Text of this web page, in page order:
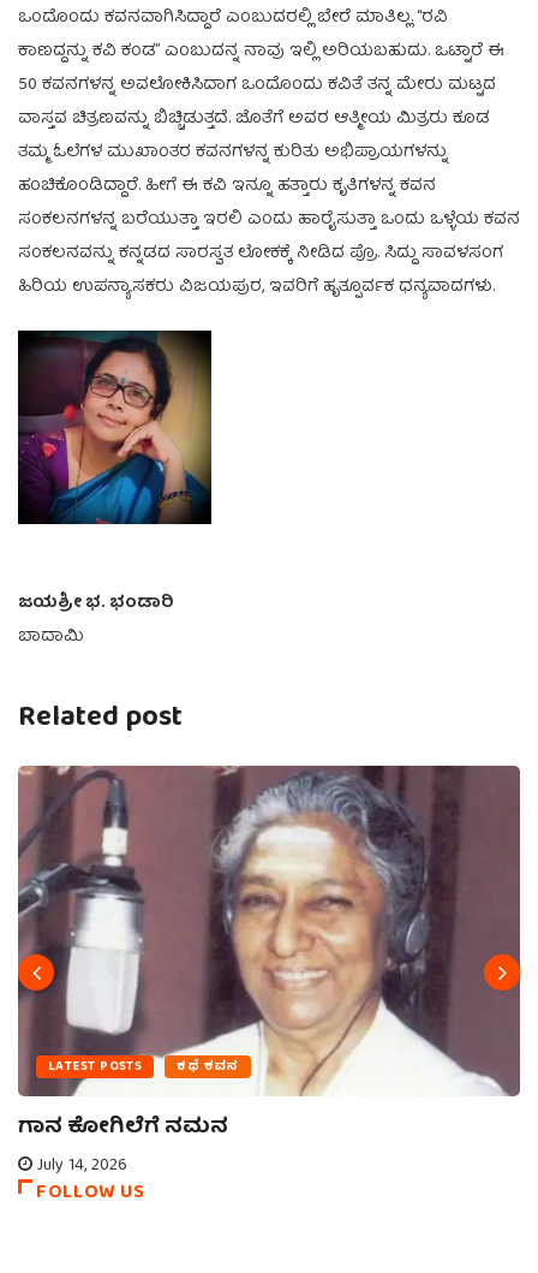
ಒಂದೊಂದು ಕವನವಾಗಿಸಿದ್ದಾರೆ ಎಂಬುದರಲ್ಲಿ ಬೇರೆ ಮಾತಿಲ್ಲ. “ರವಿ
ಕಾಣದ್ದನ್ನು ಕವಿ ಕಂಡ” ಎಂಬುದನ್ನ ನಾವು ಇಲ್ಲಿ ಅರಿಯಬಹುದು. ಒಟ್ಟಾರೆ ಈ
50 ಕವನಗಳನ್ನ ಅವಲೋಕಿಸಿದಾಗ ಒಂದೊಂದು ಕವಿತೆ ತನ್ನ ಮೇರು ಮಟ್ಟದ
ವಾಸ್ತವ ಚಿತ್ರಣವನ್ನು ಬಿಚ್ಚಿಡುತ್ತದೆ. ಜೊತೆಗೆ ಅವರ ಆತ್ಮೀಯ ಮಿತ್ರರು ಕೂಡ
ತಮ್ಮ ಓಲೆಗಳ ಮುಖಾಂತರ ಕವನಗಳನ್ನ ಕುರಿತು ಅಭಿಪ್ರಾಯಗಳನ್ನು
ಹಂಚಿಕೊಂಡಿದ್ದಾರೆ. ಹೀಗೆ ಈ ಕವಿ ಇನ್ನೂ ಹತ್ತಾರು ಕೃತಿಗಳನ್ನ ಕವನ
ಸಂಕಲನಗಳನ್ನ ಬರೆಯುತ್ತಾ ಇರಲಿ ಎಂದು ಹಾರೈಸುತ್ತಾ ಒಂದು ಒಳ್ಳೆಯ ಕವನ
ಸಂಕಲನವನ್ನು ಕನ್ನಡದ ಸಾರಸ್ವತ ಲೋಕಕ್ಕೆ ನೀಡಿದ ಪ್ರೊ. ಸಿದ್ದು ಸಾವಳಸಂಗ
ಹಿರಿಯ ಉಪನ್ಯಾಸಕರು ವಿಜಯಪುರ, ಇವರಿಗೆ ಹೃತ್ಪೂರ್ವಕ ಧನ್ಯವಾದಗಳು.
ಜಯಶ್ರೀ ಭ. ಭಂಡಾರಿ
ಬಾದಾಮಿ
Related post
LATEST POSTS ಕಥೆ ಕವನ
ಗಾನ ಕೋಗಿಲೆಗೆ ನಮನ
July 14, 2026
FOLLOW US